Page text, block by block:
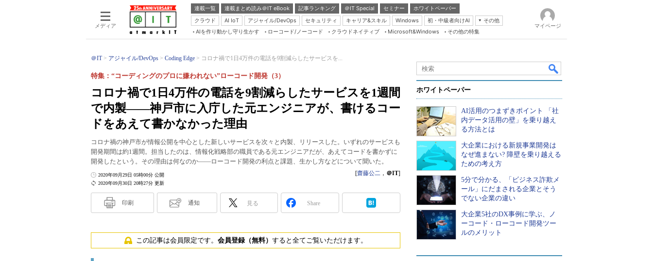
メディア
連載一覧 連載まとめ読み＠IT eBook 記事ランキング ＠IT Special セミナー
ホワイトペーパー
クラウド
AI IoT アジャイル/DevOps セキュリティ キャリア&スキル Windows 初・中級者向けAI
その他
Server & Storage
Java Agile
Database Expert
Master of IP Network
Security & Trust
Test & Tools
Insider.NET
AIを作り動かし守り生かす ローコード/ノーコード クラウドネイティブ Microsoft&Windows その他の特集
マイページ
＠IT アジャイル/DevOps Coding Edge コロナ禍で1日4万件の電話を9割減らしたサービスを...
コロナ禍で1日4万件の電話を9割減らしたサービスを1週間
で内製――神戸市に入庁した元エンジニアが、書けるコー
ドをあえて書かなかった理由
特集：“コーディングのプロに嫌われない”ローコード開発（3）
コロナ禍の神戸市が情報公開を中心とした新しいサービスを次々と内製、リリースした。いずれのサービスも
開発期間は約1週間。担当したのは、情報化戦略部の職員である元エンジニアだが、あえてコードを書かずに
開発したという。その理由は何なのか――ローコード開発の利点と課題、生かし方などについて聞いた。
2020年09月30日 20時27分 更新
2020年09月29日 05時00分 公開 [齋藤公二 ， ＠IT]
印刷 通知 見る Share
この記事は会員限定です。 会員登録（無料） すると全てご覧いただけます。
ホワイトペーパー
AI活用のつまずきポイント 「社
内データ活用の壁」を乗り越え
る方法とは
大企業における新規事業開発は
なぜ進まない? 障壁を乗り越える
ための考え方
5分で分かる、「ビジネス詐欺メ
ール」にだまされる企業とそう
でない企業の違い
大企業5社のDX事例に学ぶ、ノ
ーコード・ローコード開発ツー
ルのメリット